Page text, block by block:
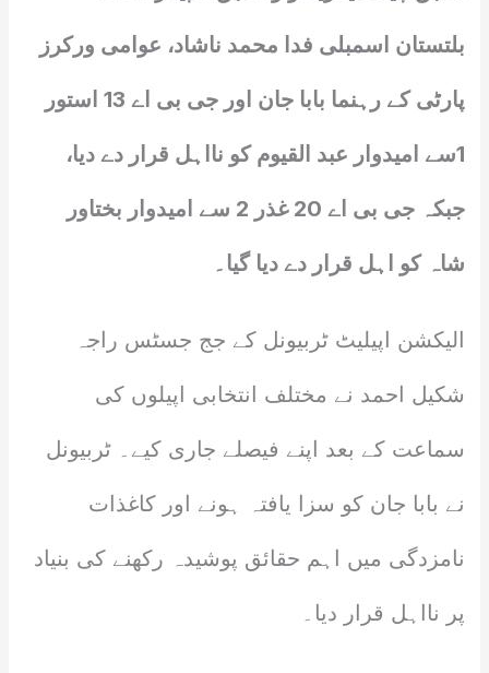
بلتستان اسمبلی فدا محمد ناشاد، عوامی ورکرز
پارٹی کے رہنما بابا جان اور جی بی اے 13 استور
1سے امیدوار عبد القیوم کو نااہل قرار دے دیا،
جبکہ جی بی اے 20 غذر 2 سے امیدوار بختاور
شاہ کو اہل قرار دے دیا گیا۔
الیکشن اپیلیٹ ٹربیونل کے جج جسٹس راجہ
شکیل احمد نے مختلف انتخابی اپیلوں کی
سماعت کے بعد اپنے فیصلے جاری کیے۔ ٹربیونل
نے بابا جان کو سزا یافتہ ہونے اور کاغذات
نامزدگی میں اہم حقائق پوشیدہ رکھنے کی بنیاد
پر نااہل قرار دیا۔